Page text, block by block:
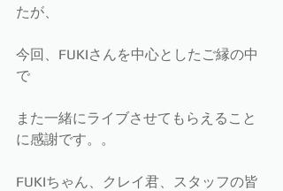
たが、
今回、FUKIさんを中心としたご縁の中
で
また一緒にライブさせてもらえること
に感謝です。。
FUKIちゃん、クレイ君、スタッフの皆